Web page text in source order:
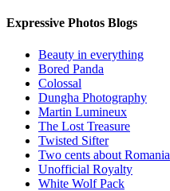
Expressive Photos Blogs
Beauty in everything
Bored Panda
Colossal
Dungha Photography
Martin Lumineux
The Lost Treasure
Twisted Sifter
Two cents about Romania
Unofficial Royalty
White Wolf Pack